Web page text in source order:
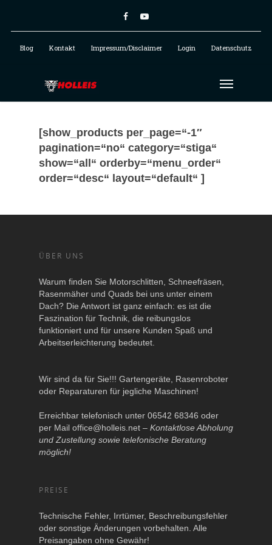
Blog Kontakt Impressum/Disclaimer Login Datenschutz
[show_products per_page=“-1″
pagination=“no“ category=“stiga“
show=“all“ orderby=“menu_order“
order=“desc“ layout=“default“ ]
ÜBER UNS
Warum finden Sie Motorschlitten, Schneefräsen,
Rasenmäher und Quads bei uns unter einem
Dach? Die Antwort ist ganz einfach: es ist die
Faszination für Technik, die reibungslos
funktioniert und für unsere Kunden Spaß und
Arbeitserleichterung bedeutet.
Wir sind da für Sie!!! Gartengeräte, Rasenroboter
oder Reparaturen für jegliche Maschinen!
Erreichbar telefonisch unter 06542 68346 oder
per Mail office@holleis.net – Kontaktlose Abholung
und Zustellung sowie telefonische Beratung
möglich!
PREISE
Technische Fehler, Irrtümer, Beschreibungsfehler
oder sonstige Änderungen vorbehalten. Alle
Preisangaben ohne Gewähr!